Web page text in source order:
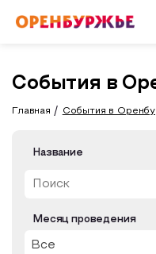
О РЕГИОНЕ
О регионе
Фотобанк
Промышленный туризм
ГДЕ ПОЕСТЬ
Русский(RU)
События в
Главная События в
Название
Месяц проведения
Все